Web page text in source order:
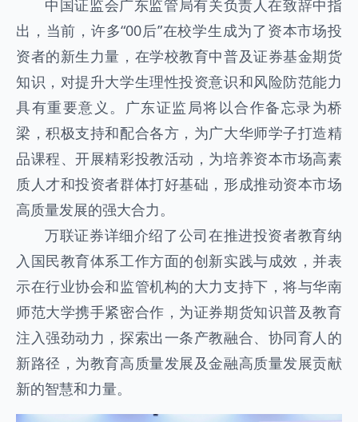
中国证监会广东监管局有关负责人在致辞中指
出，当前，许多“00后”在校学生成为了资本市场投
资者的新生力量，在学校教育中普及证券基金期货
知识，对提升大学生理性投资意识和风险防范能力
具有重要意义。广东证监局将以合作备忘录为桥
梁，积极支持和配合各方，为广大华师学子打造精
品课程、开展精彩投教活动，为培养资本市场高素
质人才和投资者群体打好基础，形成推动资本市场
高质量发展的强大合力。
万联证券详细介绍了公司在推进投资者教育纳
入国民教育体系工作方面的创新实践与成效，并表
示在行业协会和监管机构的大力支持下，将与华南
师范大学携手紧密合作，为证券期货知识普及教育
注入强劲动力，探索出一条产教融合、协同育人的
新路径，为教育高质量发展及金融高质量发展贡献
新的智慧和力量。